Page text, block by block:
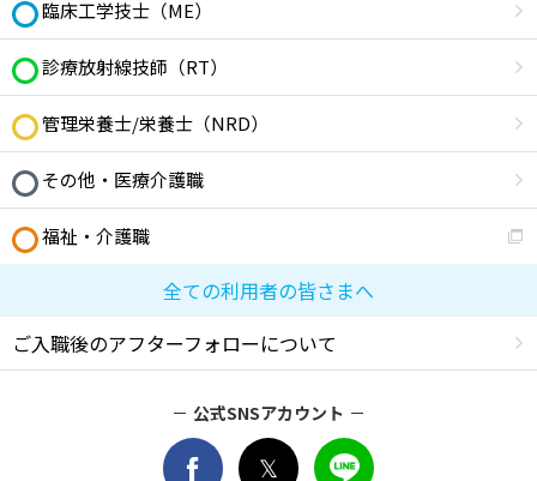
臨床工学技士（ME）
診療放射線技師（RT）
管理栄養士/栄養士（NRD）
その他・医療介護職
福祉・介護職
全ての利用者の皆さまへ
ご入職後のアフターフォローについて
公式SNSアカウント